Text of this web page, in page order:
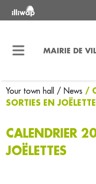
MAIRIE DE
Your town hall / News /
SORTIES EN
CALENDRIER
JOËLETTES